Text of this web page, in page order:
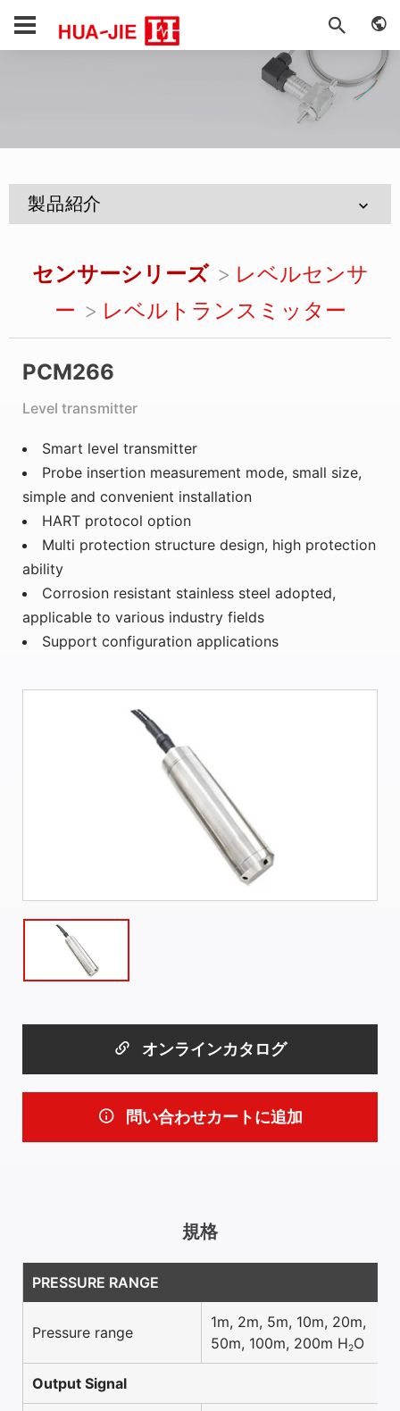
製品紹介
センサーシリーズ
レベルセンサ
ー
レベルトランスミッター
PCM266
Level transmitter
Smart level transmitter
Probe insertion measurement mode, small size,
simple and convenient installation
HART protocol option
Multi protection structure design, high protection
ability
Corrosion resistant stainless steel adopted,
applicable to various industry fields
Support configuration applications
オンラインカタログ
問い合わせカートに追加
規格
PRESSURE RANGE
Pressure range
1m, 2m, 5m, 10m, 20m,
50m, 100m, 200m H2O
Output Signal